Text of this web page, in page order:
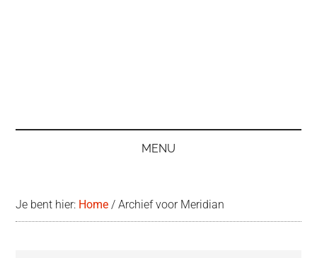
MENU
Je bent hier: Home / Archief voor Meridian